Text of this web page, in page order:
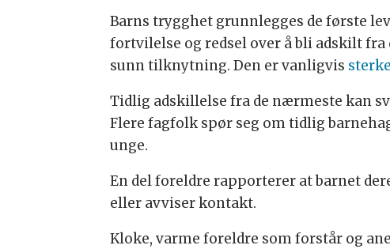
Barns trygghet grunnlegges de første
fortvilelse og redsel over å bli adskilt
sunn tilknytning. Den er vanligvis
Tidlig adskillelse fra de nærmeste kan
Flere fagfolk spør seg om tidlig
unge.
En del foreldre rapporterer at barnet
eller avviser kontakt.
Kloke, varme foreldre som forstår og